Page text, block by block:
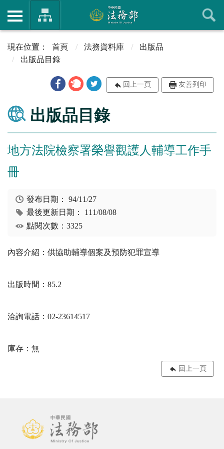
首頁 法務資料庫
出版品
出版品目錄
回上一頁 友善列印
出版品目錄
地方法院檢察署榮譽觀護人輔導工作手
冊
發布日期：94/11/27
最後更新日期： 111/08/08
點閱次數：3325
內容介紹：供協助輔導個案及預防犯罪宣導
出版時間：85.2
洽詢電話：02-23614517
庫存：無
回上一頁